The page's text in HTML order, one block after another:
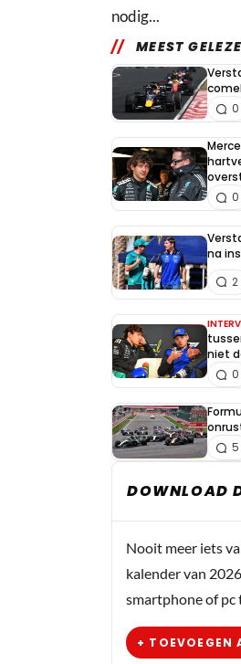
nodig...
MEEST
0
0
na
2
niet
0
5
DOWNLOAD
Nooit meer iets
kalender van
smartphone of pc
+ TOEVOEGEN